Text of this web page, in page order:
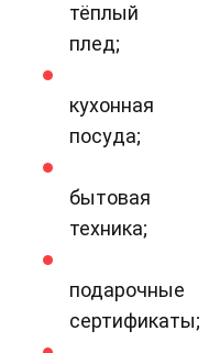
тёплый
плед;
кухонная
посуда;
бытовая
техника;
подарочные
сертификаты;